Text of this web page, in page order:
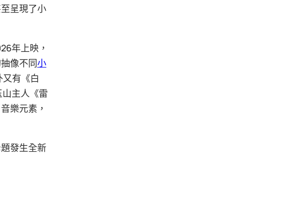
呈現了小
年上映，
像不同小
有《白
主人《雷
樂元素，
發生全新